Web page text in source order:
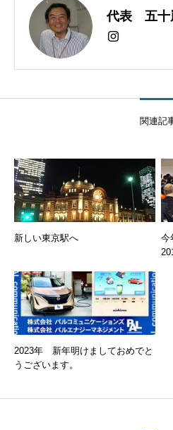
代表 五十
関連記
新しい東京駅へ
今
2023年 新年明けましておめでと
うございます。